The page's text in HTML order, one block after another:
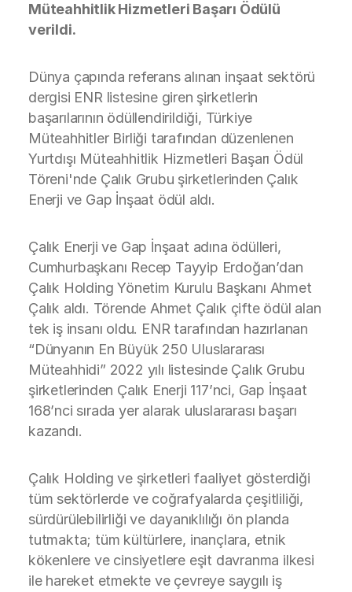
Müteahhitlik Hizmetleri Başarı Ödülü
verildi.
Dünya çapında referans alınan inşaat sektörü
dergisi ENR listesine giren şirketlerin
başarılarının ödüllendirildiği, Türkiye
Müteahhitler Birliği tarafından düzenlenen
Yurtdışı Müteahhitlik Hizmetleri Başarı Ödül
Töreni'nde Çalık Grubu şirketlerinden Çalık
Enerji ve Gap İnşaat ödül aldı.
Çalık Enerji ve Gap İnşaat adına ödülleri,
Cumhurbaşkanı Recep Tayyip Erdoğan’dan
Çalık Holding Yönetim Kurulu Başkanı Ahmet
Çalık aldı. Törende Ahmet Çalık çifte ödül alan
tek iş insanı oldu. ENR tarafından hazırlanan
“Dünyanın En Büyük 250 Uluslararası
Müteahhidi” 2022 yılı listesinde Çalık Grubu
şirketlerinden Çalık Enerji 117’nci, Gap İnşaat
168’nci sırada yer alarak uluslararası başarı
kazandı.
Çalık Holding ve şirketleri faaliyet gösterdiği
tüm sektörlerde ve coğrafyalarda çeşitliliği,
sürdürülebilirliği ve dayanıklılığı ön planda
tutmakta; tüm kültürlere, inançlara, etnik
kökenlere ve cinsiyetlere eşit davranma ilkesi
ile hareket etmekte ve çevreye saygılı iş